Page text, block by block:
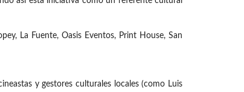
La Fuente, Oasis Eventos, Print House, San
y gestores culturales locales (como Luis